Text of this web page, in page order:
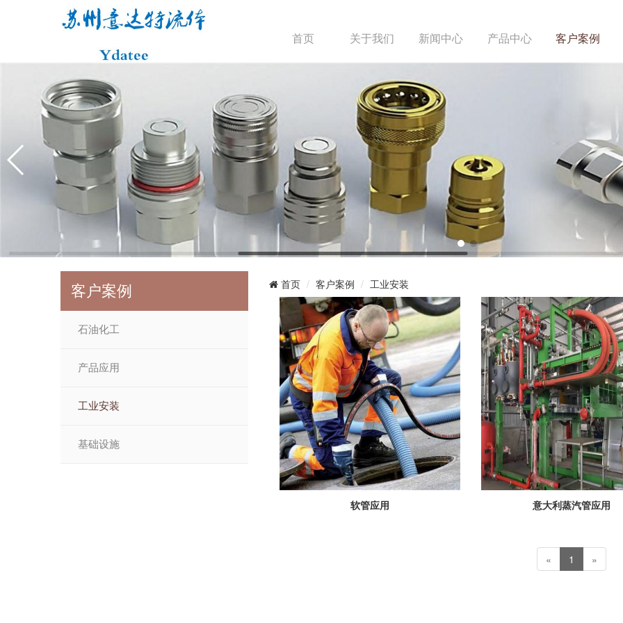
首页 关于我们 新闻中心 产品中心 客户案例
客户案例
石油化工
产品应用
工业安装
基础设施
首页 客户案例 工业安装
软管应用 意大利蒸汽管应用
« 1 »